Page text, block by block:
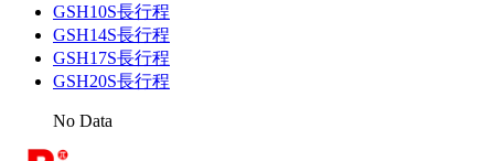
GSH10S長行程
GSH14S長行程
GSH17S長行程
GSH20S長行程
No Data